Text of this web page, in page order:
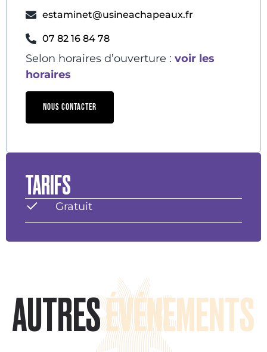
estaminet@usineachapeaux.fr
07 82 16 84 78
Selon horaires d’ouverture : voir les
horaires
NOUS CONTACTER
TARIFS
Gratuit
AUTRESÉVÉNEMENTS